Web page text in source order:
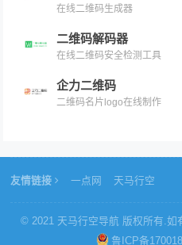
在线二维码生成器
二维码解码器
在线二维码安全检测工具
企力二维码
二维码名片logo在线制作
友情链接 一点网 天马行空
© 2021 天马行空导航版权所有.如
鲁ICP备